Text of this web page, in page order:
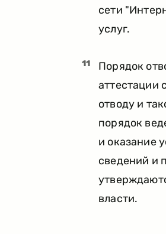
сети
услуг.
11
Порядок
аттестации
отводу и
порядок
и оказание
сведений и
власти.